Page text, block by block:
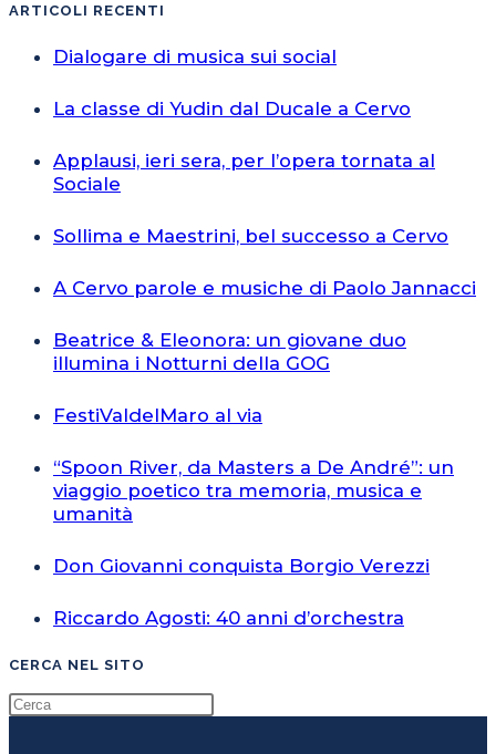
ARTICOLI RECENTI
Dialogare di musica sui social
La classe di Yudin dal Ducale a Cervo
Applausi, ieri sera, per l’opera tornata al
Sociale
Sollima e Maestrini, bel successo a Cervo
A Cervo parole e musiche di Paolo Jannacci
Beatrice & Eleonora: un giovane duo
illumina i Notturni della GOG
FestiValdelMaro al via
“Spoon River, da Masters a De André”: un
viaggio poetico tra memoria, musica e
umanità
Don Giovanni conquista Borgio Verezzi
Riccardo Agosti: 40 anni d’orchestra
CERCA NEL SITO